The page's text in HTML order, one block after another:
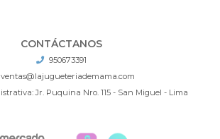
CONTÁCTANOS
950673391
ventas@lajugueteriademama.com
Jr. Puquina Nro. 115 - San Miguel - Lima